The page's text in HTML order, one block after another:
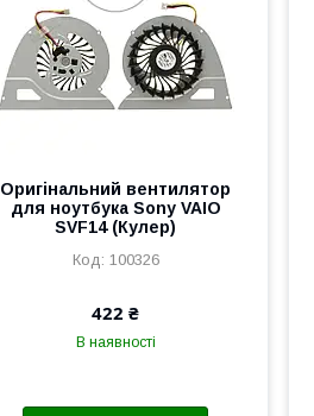
Оригінальний вентилятор
для ноутбука Sony VAIO
SVF14 (Кулер)
100326
422 ₴
В наявності